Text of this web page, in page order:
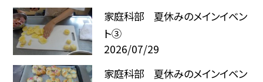
家庭科部 夏休みのメインイベン
ト③
2026/07/29
家庭科部 夏休みのメインイベン